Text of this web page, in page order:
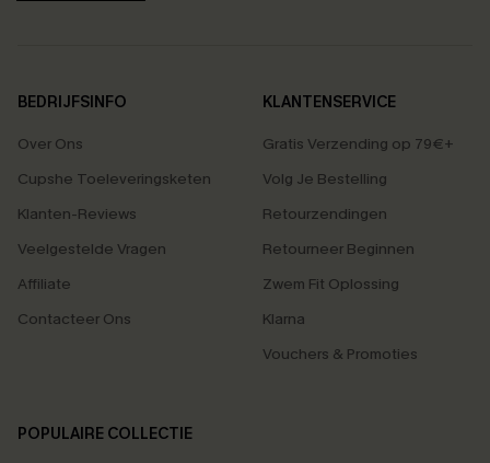
BEDRIJFSINFO
Over Ons
Cupshe Toeleveringsketen
Klanten-Reviews
Veelgestelde Vragen
Affiliate
Contacteer Ons
KLANTENSERVICE
Gratis Verzending op 79€+
Volg Je Bestelling
Retourzendingen
Retourneer Beginnen
Zwem Fit Oplossing
Klarna
Vouchers & Promoties
POPULAIRE COLLECTIE